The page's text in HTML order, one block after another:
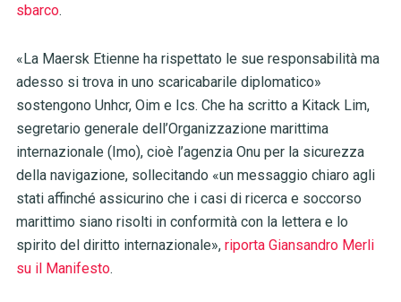
sbarco.
«La Maersk Etienne ha rispettato le sue responsabilità ma
adesso si trova in uno scaricabarile diplomatico»
sostengono Unhcr, Oim e Ics. Che ha scritto a Kitack Lim,
segretario generale dell’Organizzazione marittima
internazionale (Imo), cioè l’agenzia Onu per la sicurezza
della navigazione, sollecitando «un messaggio chiaro agli
stati affinché assicurino che i casi di ricerca e soccorso
marittimo siano risolti in conformità con la lettera e lo
spirito del diritto internazionale», riporta Giansandro Merli
su il Manifesto.